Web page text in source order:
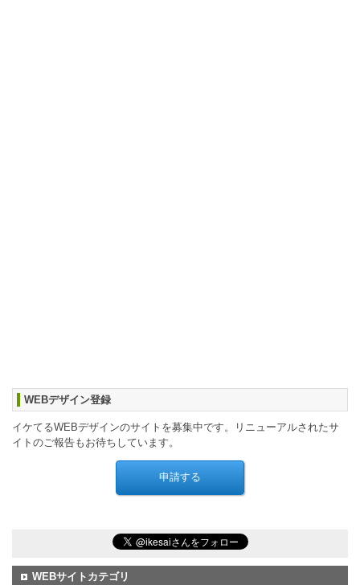
WEBデザイン登録
イケてるWEBデザインのサイトを募集中です。リニューアルされたサ
イトのご報告もお待ちしています。
WEBサイトカテゴリ